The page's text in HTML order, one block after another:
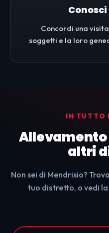
Concordi una
soggetti e la loro
IN TUTTO
Allevamento
altri
Non sei di Mendrisio?
tuo distretto, o vedi